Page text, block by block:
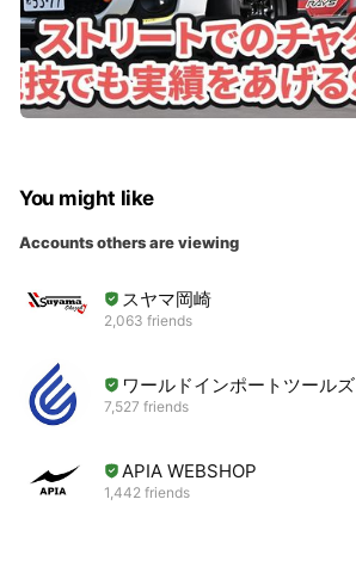
You might like
Accounts others are viewing
スヤマ岡崎
2,063 friends
ワールドインポートツールズ
7,527 friends
APIA WEBSHOP
1,442 friends